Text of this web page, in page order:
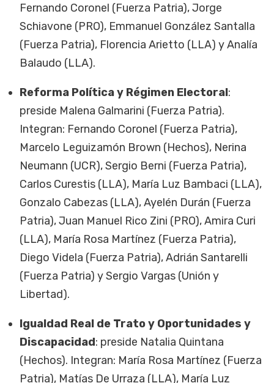
Fernando Coronel (Fuerza Patria), Jorge
Schiavone (PRO), Emmanuel González Santalla
(Fuerza Patria), Florencia Arietto (LLA) y Analía
Balaudo (LLA).
Reforma Política y Régimen Electoral:
preside Malena Galmarini (Fuerza Patria).
Integran: Fernando Coronel (Fuerza Patria),
Marcelo Leguizamón Brown (Hechos), Nerina
Neumann (UCR), Sergio Berni (Fuerza Patria),
Carlos Curestis (LLA), María Luz Bambaci (LLA),
Gonzalo Cabezas (LLA), Ayelén Durán (Fuerza
Patria), Juan Manuel Rico Zini (PRO), Amira Curi
(LLA), María Rosa Martínez (Fuerza Patria),
Diego Videla (Fuerza Patria), Adrián Santarelli
(Fuerza Patria) y Sergio Vargas (Unión y
Libertad).
Igualdad Real de Trato y Oportunidades y
Discapacidad: preside Natalia Quintana
(Hechos). Integran: María Rosa Martínez (Fuerza
Patria), Matías De Urraza (LLA), María Luz